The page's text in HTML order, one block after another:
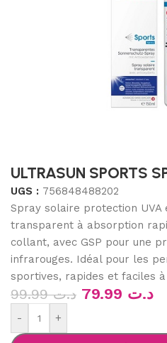
ULTRASUN SPORTS
UGS : 756848488202
Spray solaire protection UVA
transparent à absorption
collant, avec GSP pour une
infrarouges. Idéal pour les
sportives, rapides et faciles
د.ت99.99 د.ت
- +